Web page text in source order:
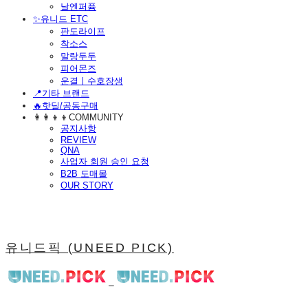
날엔퍼퓸
​✨유니드 ETC
판도라이프
착소스
말랑두두
피어몬즈
운결ㅣ수호장생
📍기타 브랜드
🔥핫딜/공동구매
👩‍👩‍👦‍👦COMMUNITY
공지사항
REVIEW
QNA
사업자 회원 승인 요청
B2B 도매몰
OUR STORY
유니드픽 (UNEED PICK)